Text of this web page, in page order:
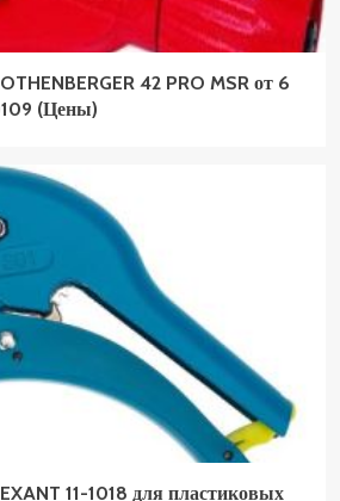
42 PRO MSR от 6
(Цены)
11-1018 для пластиковых